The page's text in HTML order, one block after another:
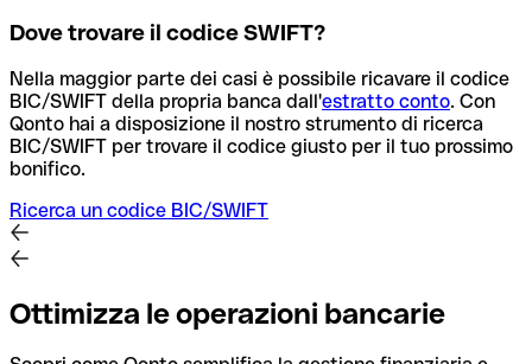
Dove trovare il codice SWIFT?
Nella maggior parte dei casi è possibile ricavare il codice
BIC/SWIFT della propria banca dall'estratto conto. Con
Qonto hai a disposizione il nostro strumento di ricerca
BIC/SWIFT per trovare il codice giusto per il tuo prossimo
bonifico.
Ricerca un codice BIC/SWIFT
Ottimizza le operazioni bancarie